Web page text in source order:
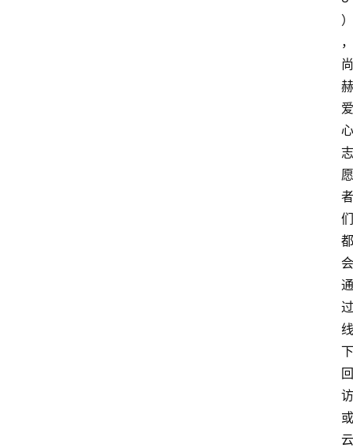
）
，
尚
赫
爱
心
志
愿
者
们
都
会
通
过
线
下
回
访
或
云